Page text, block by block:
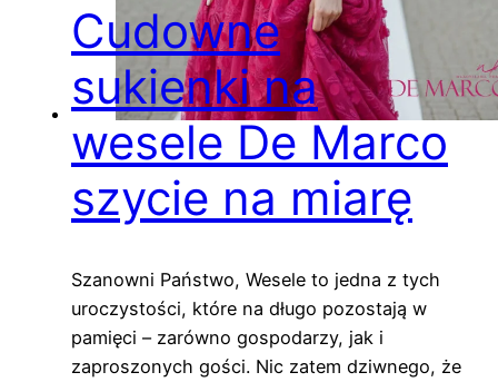
Cudowne
sukienki na
wesele De Marco
szycie na miarę
Szanowni Państwo, Wesele to jedna z tych
uroczystości, które na długo pozostają w
pamięci – zarówno gospodarzy, jak i
zaproszonych gości. Nic zatem dziwnego, że